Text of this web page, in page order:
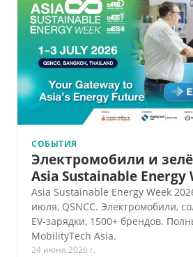
СОБЫТИЯ
Электромобили и
Asia Sustainable Energy
Asia Sustainable Energy Week
июля, QSNCC. Электромобили,
EV-зарядки, 1500+ брендов.
MobilityTech Asia.
24 июня 2026 г.